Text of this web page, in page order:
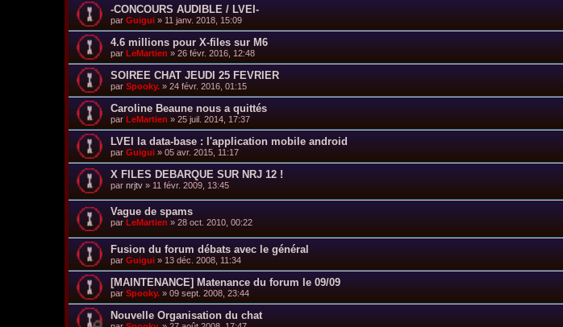
-CONCOURS AUDIBLE / LVEI-
par Guigui » 11 janv. 2018, 15:09
4.6 millions pour X-files sur M6
par LeMartien » 26 févr. 2016, 12:48
SOIREE CHAT JEUDI 25 FEVRIER
par Spooky. » 24 févr. 2016, 01:15
Caroline Beaune nous a quittés
par LeMartien » 25 juil. 2014, 17:37
LVEI la data-base : l'application mobile android
par Guigui » 05 avr. 2015, 11:17
X FILES DEBARQUE SUR NRJ 12 !
par nrjtv » 11 févr. 2009, 13:45
Vague de spams
par LeMartien » 28 oct. 2010, 00:22
Fusion du forum débats avec le général
par Guigui » 13 déc. 2008, 11:34
[MAINTENANCE] Matenance du forum le 09/09
par Spooky. » 09 sept. 2008, 23:44
Nouvelle Organisation du chat